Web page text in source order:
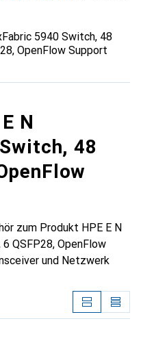
5940 Switch, 48
OpenFlow Support
N
48
zum Produkt HPE E N
QSFP28, OpenFlow
und Netzwerk